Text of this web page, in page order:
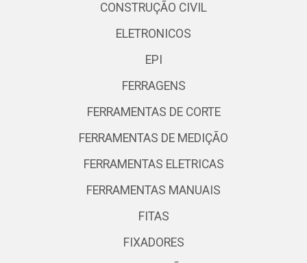
CONSTRUÇÃO CIVIL
ELETRONICOS
EPI
FERRAGENS
FERRAMENTAS DE CORTE
FERRAMENTAS DE MEDIÇÃO
FERRAMENTAS ELETRICAS
FERRAMENTAS MANUAIS
FITAS
FIXADORES